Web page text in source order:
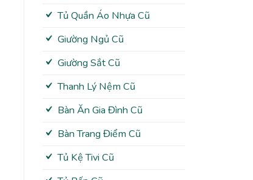
Tủ Quần Áo Nhựa Cũ
Giường Ngủ Cũ
Giường Sắt Cũ
Thanh Lý Nệm Cũ
Bàn Ăn Gia Đình Cũ
Bàn Trang Điểm Cũ
Tủ Kệ Tivi Cũ